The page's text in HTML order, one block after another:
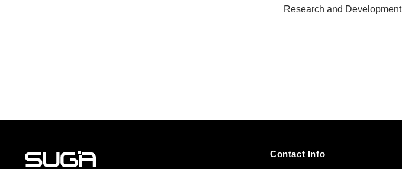
Research and Development
Contact Info